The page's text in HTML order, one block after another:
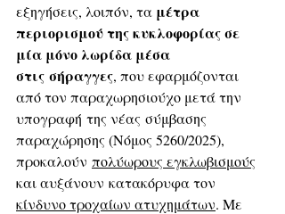
εξηγήσεις, λοιπόν, τα μέτρα
περιορισμού της κυκλοφορίας σε
μία μόνο λωρίδα μέσα
στις σήραγγες, που εφαρμόζονται
από τον παραχωρησιούχο μετά την
υπογραφή της νέας σύμβασης
παραχώρησης (Νόμος 5260/2025),
προκαλούν πολύωρους εγκλωβισμούς
και αυξάνουν κατακόρυφα τον
κίνδυνο τροχαίων ατυχημάτων. Με